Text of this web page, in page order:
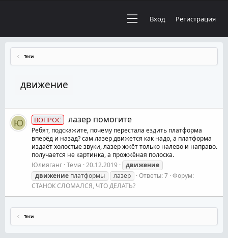
Вход Регистрация
Теги
движение
Ю ВОПРОС лазер помогите
Ребят, подскажите, почему перестала ездить платформа
вперёд и назад? сам лазер движется как надо, а платформа
издаёт холостые звуки, лазер жжёт только налево и направо.
получается не картинка, а прожжёная полоска.
Юлияганг Тема 20.12.2019
движение
движение платформы лазер Ответы: 7 Форум:
СТАНОК СЛОМАЛСЯ, ЧТО ДЕЛАТЬ?
Теги